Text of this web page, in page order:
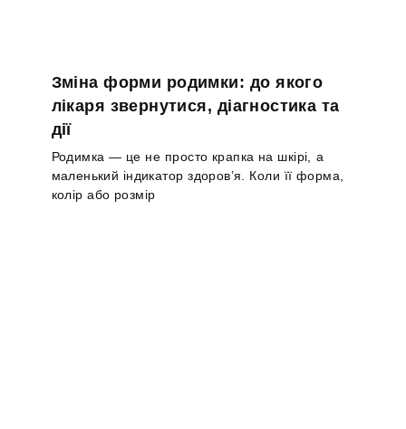
Зміна форми родимки: до якого
лікаря звернутися, діагностика та
дії
Родимка — це не просто крапка на шкірі, а
маленький індикатор здоров’я. Коли її форма,
колір або розмір